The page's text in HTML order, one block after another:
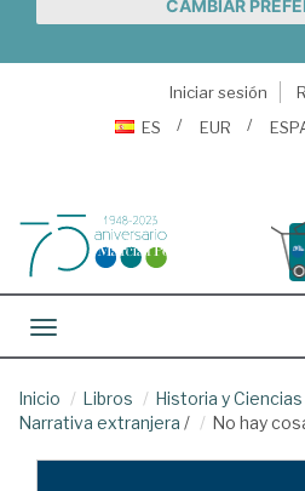
CAMBIAR
Iniciar sesión
ES
EUR
Toggle navigation
Inicio Libros Historia y
Narrativa extranjera / No hay